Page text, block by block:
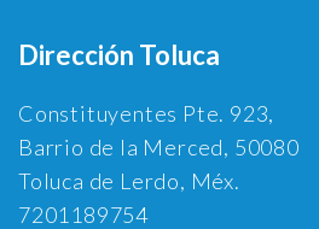
Dirección Toluca
Constituyentes Pte. 923,
Barrio de la Merced, 50080
Toluca de Lerdo, Méx.
7201189754